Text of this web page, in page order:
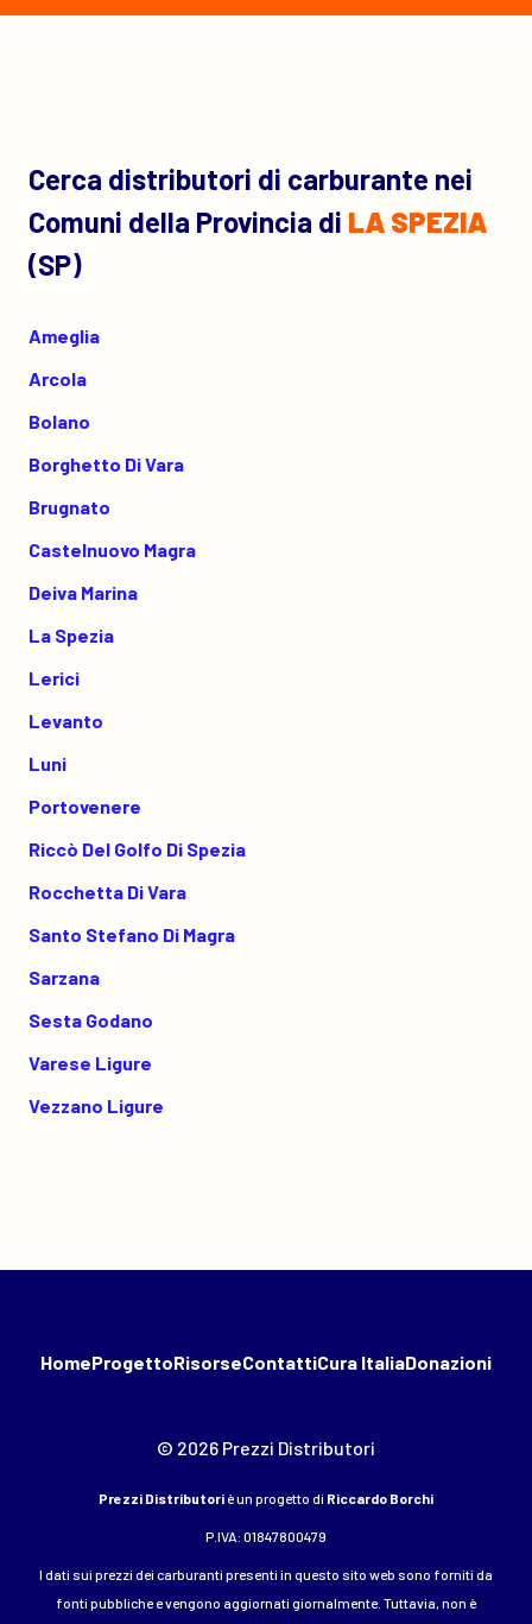
Cerca distributori di carburante nei
Comuni della Provincia di LA SPEZIA
(SP)
Ameglia
Arcola
Bolano
Borghetto Di Vara
Brugnato
Castelnuovo Magra
Deiva Marina
La Spezia
Lerici
Levanto
Luni
Portovenere
Riccò Del Golfo Di Spezia
Rocchetta Di Vara
Santo Stefano Di Magra
Sarzana
Sesta Godano
Varese Ligure
Vezzano Ligure
HomeProgettoRisorseContattiCura ItaliaDonazioni
© 2026 Prezzi Distributori
Prezzi Distributori è un progetto di Riccardo Borchi
P.IVA: 01847800479
I dati sui prezzi dei carburanti presenti in questo sito web sono forniti da
fonti pubbliche e vengono aggiornati giornalmente. Tuttavia, non è